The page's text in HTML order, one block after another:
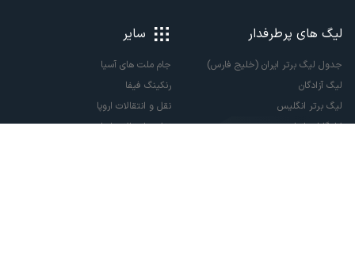
لیگ های پرطرفدار
جدول لیگ برتر ایران (خلیج فارس)
لیگ آزادگان
لیگ برتر انگلیس
لالیگا اسپانیا
سایر
جام ملت های آسیا
رنکینگ فیفا
نقل و انتقالات اروپا
نقل و انتقالات ایران